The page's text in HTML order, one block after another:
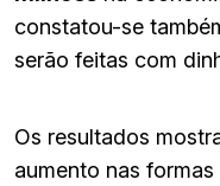
constatou-se
serão feitas com
Os resultados
aumento nas